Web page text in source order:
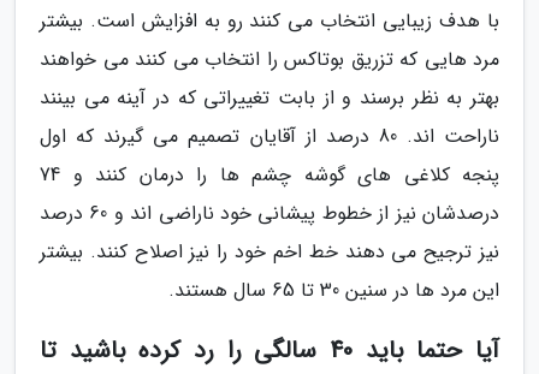
با هدف زیبایی انتخاب می کنند رو به افزایش است. بیشتر
مرد هایی که تزریق بوتاکس را انتخاب می کنند می خواهند
بهتر به نظر برسند و از بابت تغییراتی که در آینه می بینند
ناراحت اند. 80 درصد از آقایان تصمیم می گیرند که اول
پنجه کلاغی های گوشه چشم ها را درمان کنند و 74
درصدشان نیز از خطوط پیشانی خود ناراضی اند و 60 درصد
نیز ترجیح می دهند خط اخم خود را نیز اصلاح کنند. بیشتر
این مرد ها در سنین 30 تا 65 سال هستند.
آیا حتما باید 40 سالگی را رد کرده باشید تا